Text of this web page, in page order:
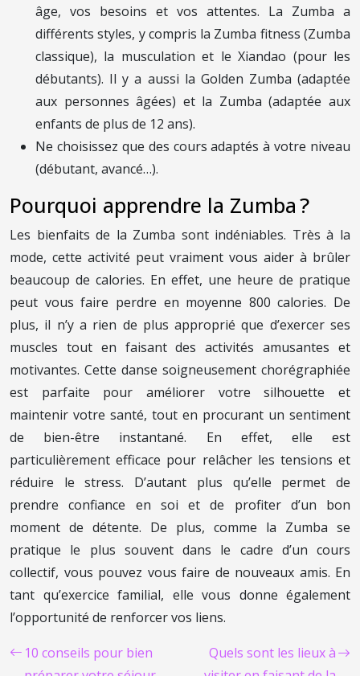
âge, vos besoins et vos attentes. La Zumba a
différents styles, y compris la Zumba fitness (Zumba
classique), la musculation et le Xiandao (pour les
débutants). Il y a aussi la Golden Zumba (adaptée
aux personnes âgées) et la Zumba (adaptée aux
enfants de plus de 12 ans).
Ne choisissez que des cours adaptés à votre niveau
(débutant, avancé…).
Pourquoi apprendre la Zumba ?
Les bienfaits de la Zumba sont indéniables. Très à la
mode, cette activité peut vraiment vous aider à brûler
beaucoup de calories. En effet, une heure de pratique
peut vous faire perdre en moyenne 800 calories. De
plus, il n’y a rien de plus approprié que d’exercer ses
muscles tout en faisant des activités amusantes et
motivantes. Cette danse soigneusement chorégraphiée
est parfaite pour améliorer votre silhouette et
maintenir votre santé, tout en procurant un sentiment
de bien-être instantané. En effet, elle est
particulièrement efficace pour relâcher les tensions et
réduire le stress. D’autant plus qu’elle permet de
prendre confiance en soi et de profiter d’un bon
moment de détente. De plus, comme la Zumba se
pratique le plus souvent dans le cadre d’un cours
collectif, vous pouvez vous faire de nouveaux amis. En
tant qu’exercice familial, elle vous donne également
l’opportunité de renforcer vos liens.
10 conseils pour bien
Quels sont les lieux à